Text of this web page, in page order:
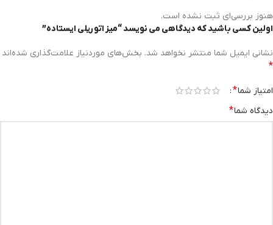
هنوز بررسی‌ای ثبت نشده است.
اولین کسی باشید که دیدگاهی می نویسد “میز اتو ریلی ایستاده”
نشانی ایمیل شما منتشر نخواهد شد. بخش‌های موردنیاز علامت‌گذاری شده‌اند
*
امتیاز شما*
دیدگاه شما*